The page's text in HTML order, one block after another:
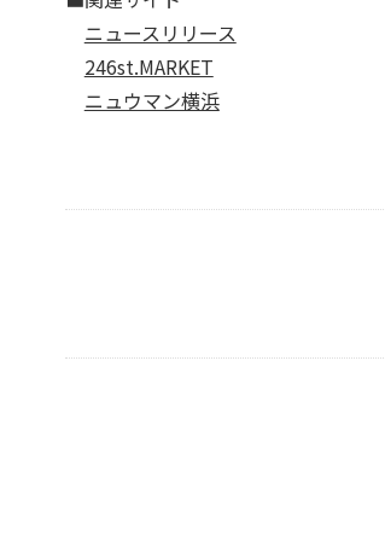
ニュースリリース
246st.MARKET
ニュウマン横浜